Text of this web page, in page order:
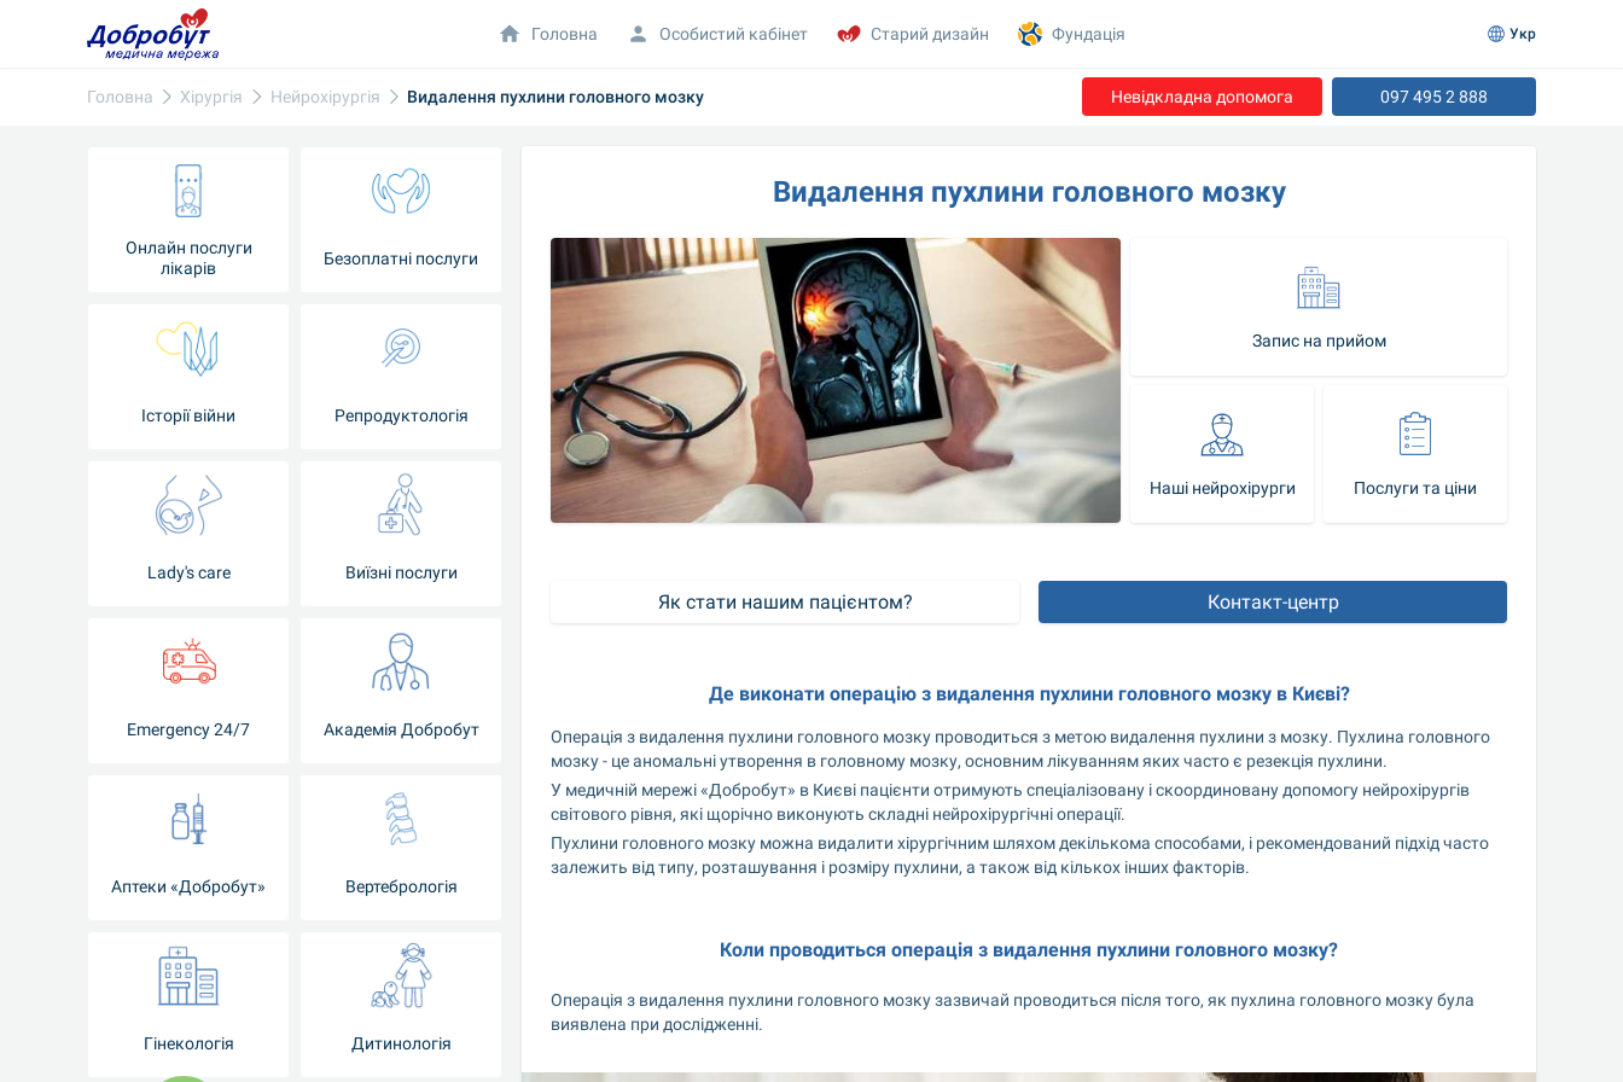
Головна Хірургія Нейрохірургія Видалення пухлини головного мозку Невідкладна допомога 097 495 2 888
Онлайн послуги
лікарів
Безоплатні послуги
Історії війни Репродуктологія
Lady's care Виїзні послуги
Emergency 24/7 Академія Добробут
Аптеки «Добробут» Вертебрологія
Гінекологія Дитинологія
Видалення пухлини головного мозку
Запис на прийом
Наші нейрохірурги Послуги та ціни
Як стати нашим пацієнтом? Контакт-центр
Де виконати операцію з видалення пухлини головного мозку в Києві?
Операція з видалення пухлини головного мозку проводиться з метою видалення пухлини з мозку. Пухлина головного
мозку - це аномальні утворення в головному мозку, основним лікуванням яких часто є резекція пухлини.
У медичній мережі «Добробут» в Києві пацієнти отримують спеціалізовану і скоординовану допомогу нейрохірургів
світового рівня, які щорічно виконують складні нейрохірургічні операції.
Пухлини головного мозку можна видалити хірургічним шляхом декількома способами, і рекомендований підхід часто
залежить від типу, розташування і розміру пухлини, а також від кількох інших факторів.
Коли проводиться операція з видалення пухлини головного мозку?
Операція з видалення пухлини головного мозку зазвичай проводиться після того, як пухлина головного мозку була
виявлена при дослідженні.
Головна Особистий кабінет Старий дизайн Фундація Укр